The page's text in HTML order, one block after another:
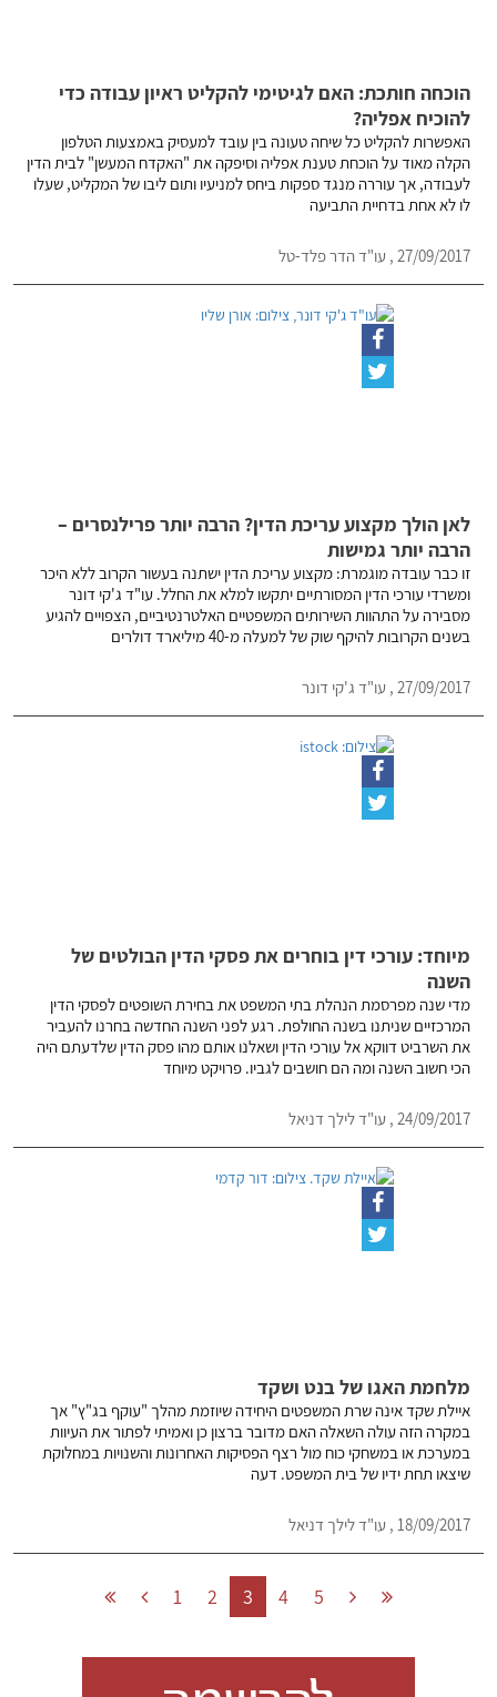
הוכחה חותכת: האם לגיטימי להקליט ראיון עבודה כדי
להוכיח אפליה?
האפשרות להקליט כל שיחה טעונה בין עובד למעסיק באמצעות הטלפון
הקלה מאוד על הוכחת טענת אפליה וסיפקה את "האקדח המעשן" לבית הדין
לעבודה, אך עוררה מנגד ספקות ביחס למניעיו ותום ליבו של המקליט, שעלו
לו לא אחת בדחיית התביעה
27/09/2017 , עו"ד הדר פלד-טל
לאן הולך מקצוע עריכת הדין? הרבה יותר פרילנסרים –
הרבה יותר גמישות
זו כבר עובדה מוגמרת: מקצוע עריכת הדין ישתנה בעשור הקרוב ללא היכר
ומשרדי עורכי הדין המסורתיים יתקשו למלא את החלל. עו"ד ג'קי דונר
מסבירה על התהוות השירותים המשפטיים האלטרנטיביים, הצפויים להגיע
בשנים הקרובות להיקף שוק של למעלה מ-40 מיליארד דולרים
27/09/2017 , עו"ד ג'קי דונר
מיוחד: עורכי דין בוחרים את פסקי הדין הבולטים של
השנה
מדי שנה מפרסמת הנהלת בתי המשפט את בחירת השופטים לפסקי הדין
המרכזיים שניתנו בשנה החולפת. רגע לפני השנה החדשה בחרנו להעביר
את השרביט דווקא אל עורכי הדין ושאלנו אותם מהו פסק הדין שלדעתם היה
הכי חשוב השנה ומה הם חושבים לגביו. פרויקט מיוחד
24/09/2017 , עו"ד לילך דניאל
מלחמת האגו של בנט ושקד
איילת שקד אינה שרת המשפטים היחידה שיוזמת מהלך "עוקף בג"ץ" אך
במקרה הזה עולה השאלה האם מדובר ברצון כן ואמיתי לפתור את העיוות
במערכת או במשחקי כוח מול רצף הפסיקות האחרונות והשנויות במחלוקת
שיצאו תחת ידיו של בית המשפט. דעה
18/09/2017 , עו"ד לילך דניאל
1 2 3 4 5